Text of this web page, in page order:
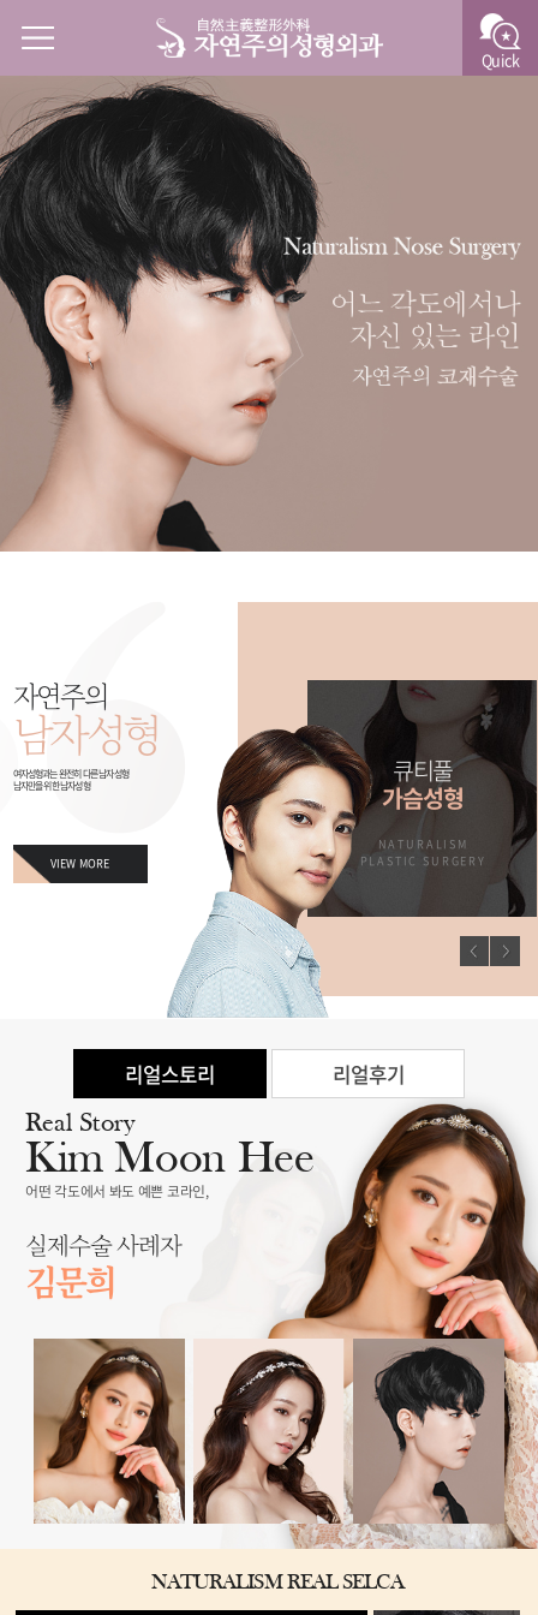
Quick
남자만을 위한
남자성형
NATURALISM
PLASTIC SURGERY
큐티풀
가슴성형
NATURALISM
PLASTIC SURGERY
자연주의
남자성형
여자성형과는 완전히 다른 남자성형
남자만을 위한 남자성형
VIEW MORE
리얼스토리 리얼후기
Real Story
Kim Moon Hee
어떤 각도에서 봐도 예쁜 코라인,
실제수술 사례자
김문희
NATURALISM REAL SELCA